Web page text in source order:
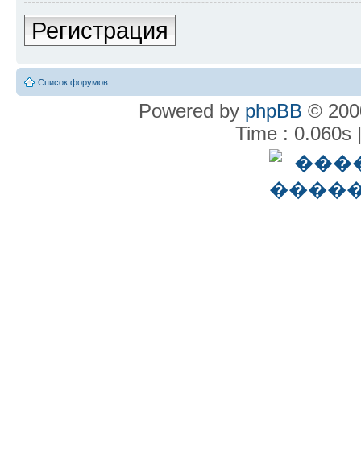
Регистрация
Список форумов
Powered by phpBB ©
Time : 0.060s